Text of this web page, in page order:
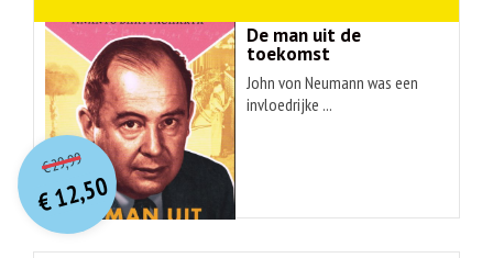
De man uit de
toekomst
John von Neumann was een
invloedrijke ...
€29,99O
orspr
onkelijke
prijs
was:
€ 29,99.
€12,50
Huidige
prijs
is:€ 12,50.